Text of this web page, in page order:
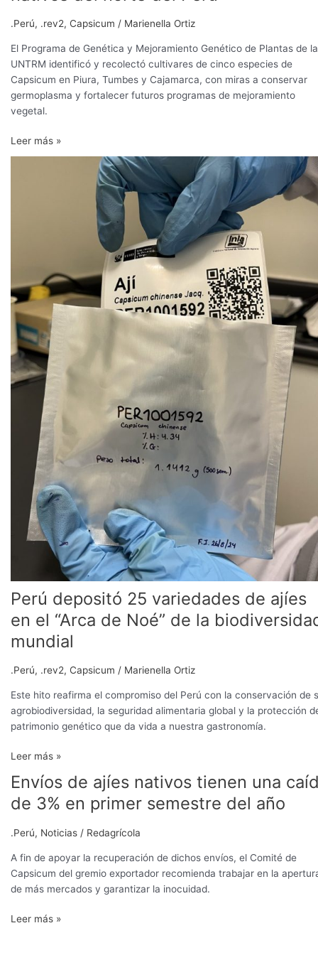
.Perú, .rev2, Capsicum / Marienella Ortiz
El Programa de Genética y Mejoramiento Genético de Plantas de la
UNTRM identificó y recolectó cultivares de cinco especies de
Capsicum en Piura, Tumbes y Cajamarca, con miras a conservar
germoplasma y fortalecer futuros programas de mejoramiento
vegetal.
Leer más »
Perú depositó 25 variedades de ajíes
en el “Arca de Noé” de la
mundial
.Perú, .rev2, Capsicum / Marienella Ortiz
Este hito reafirma el compromiso del Perú con la conservación de
agrobiodiversidad, la seguridad alimentaria global y la protección
patrimonio genético que da vida a nuestra gastronomía.
“Arca
de
Noé”
de
la
biodiversidad
mundial
Leer más »
Envíos de ajíes nativos tienen una
de 3% en primer semestre del año
.Perú, Noticias / Redagrícola
A fin de apoyar la recuperación de dichos envíos, el Comité de
Capsicum del gremio exportador recomienda trabajar en la
de más mercados y garantizar la inocuidad.
Envíos
de
ajíes
nativos
tienen
una
caída
de
en
Leer más »